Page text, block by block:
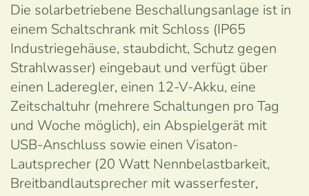
Die solarbetriebene Beschallungsanlage ist in
einem Schaltschrank mit Schloss (IP65
Industriegehäuse, staubdicht, Schutz gegen
Strahlwasser) eingebaut und verfügt über
einen Laderegler, einen 12-V-Akku, eine
Zeitschaltuhr (mehrere Schaltungen pro Tag
und Woche möglich), ein Abspielgerät mit
USB-Anschluss sowie einen Visaton-
Lautsprecher (20 Watt Nennbelastbarkeit,
Breitbandlautsprecher mit wasserfester,